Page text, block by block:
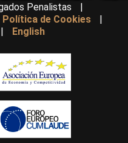
Penalistas
|
Política de Cookies
|
| English